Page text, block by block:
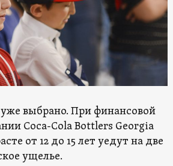
выбрано. При финансовой
Coca-Cola Bottlers Georgia
от 12 до 15 лет уедут на две
ущелье.